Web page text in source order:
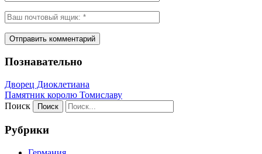
Познавательно
Дворец Диоклетиана
Памятник королю Томиславу
Поиск
Рубрики